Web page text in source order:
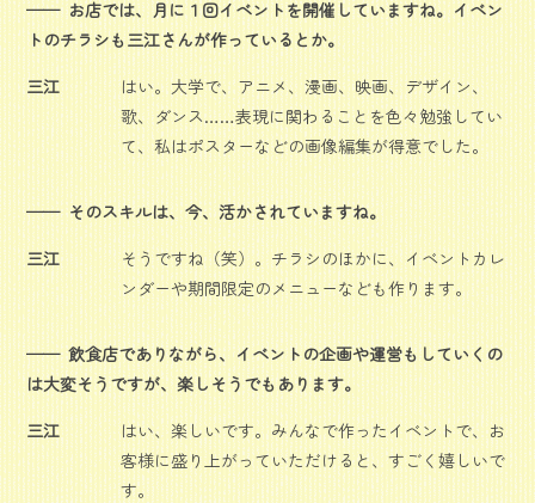
お店では、月に１回イベントを開催していますね。イベン
トのチラシも三江さんが作っているとか。
三江
はい。大学で、アニメ、漫画、映画、デザイン、
歌、ダンス……表現に関わることを色々勉強してい
て、私はポスターなどの画像編集が得意でした。
そのスキルは、今、活かされていますね。
三江
そうですね（笑）。チラシのほかに、イベントカレ
ンダーや期間限定のメニューなども作ります。
飲食店でありながら、イベントの企画や運営もしていくの
は大変そうですが、楽しそうでもあります。
三江
はい、楽しいです。みんなで作ったイベントで、お
客様に盛り上がっていただけると、すごく嬉しいで
す。